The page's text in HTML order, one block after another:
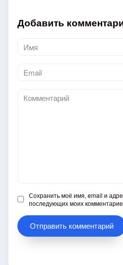
Добавить
Имя
*
Email
*
Комментарий
Сохранить моё имя, email и
последующих моих